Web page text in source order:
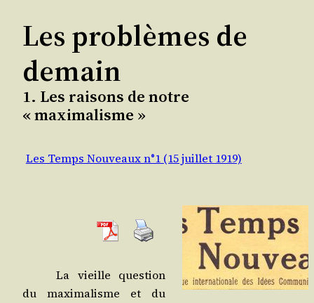
Les problèmes de
demain
1. Les raisons de notre
« maximalisme »
Les Temps Nouveaux n°1 (15 juillet 1919)
La vieille ques­tion
du maxi­ma­lisme et du